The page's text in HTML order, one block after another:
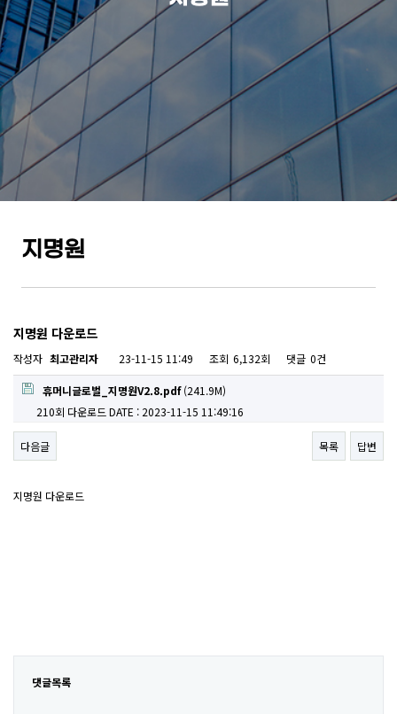
지명원
지명원 다운로드
작성자 최고관리자 23-11-15 11:49 조회 6,132회 댓글 0건
휴머니글로벌_지명원V2.8.pdf(241.9M)
210회 다운로드 DATE : 2023-11-15 11:49:16
다음글 목록 답변
지명원 다운로드
댓글목록